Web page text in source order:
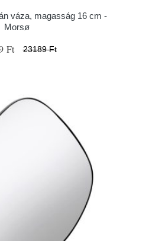
váza, magasság 16 cm -
Morsø
Ft 23189 Ft